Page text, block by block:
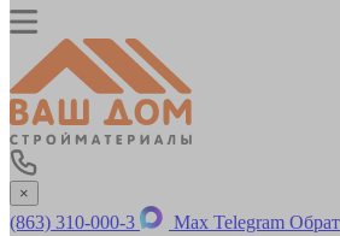
×
(863) 310-000-3 Max Telegram